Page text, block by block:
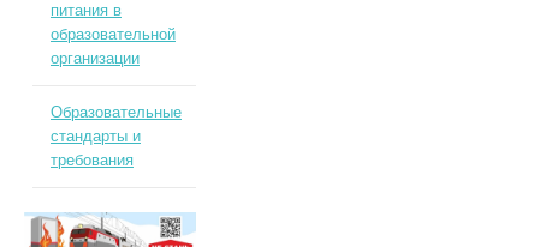
питания в
образовательной
организации
Образовательные
стандарты и
требования